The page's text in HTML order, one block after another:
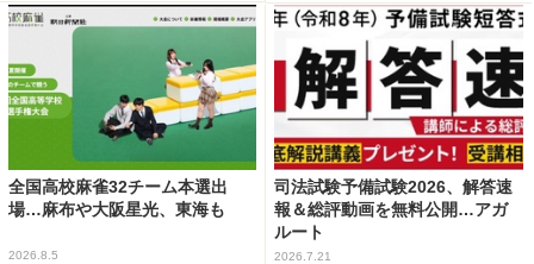
全国高校麻雀32チーム本選出
場…麻布や大阪星光、東海も
2026.8.5
司法試験予備試験2026、解答速
報＆総評動画を無料公開…アガ
ルート
2026.7.21